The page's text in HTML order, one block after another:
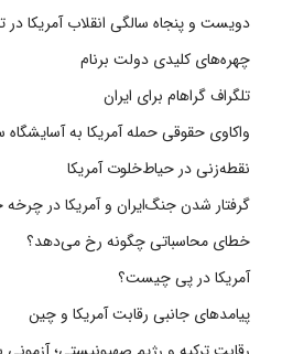
دویست و پنجاه سالگی انقلاب آمریکا در
چهره‌های کلیدی دولت برنام
تلگراف گراهام برای ایران
واکاوی حقوقی حمله آمریکا به آسایشگاه
نقطه‌زنی در حیاط‌خلوت آمریکا
گرفتار شدن جنگ‌ایران و آمریکا در
خطای محاسباتی چگونه رخ می‌دهد؟
آمریکا در پی چیست؟
پیامدهای جانبی رقابت آمریکا و چین